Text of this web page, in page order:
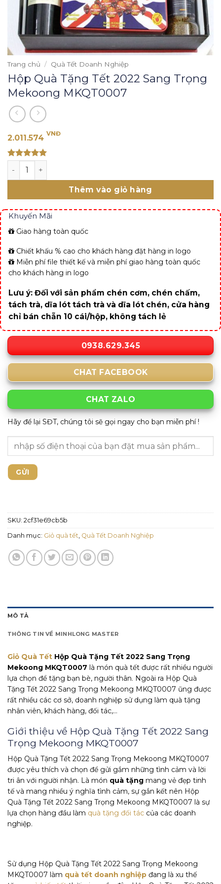
Trang chủ / Quà Tết Doanh Nghiệp
Hộp Quà Tặng Tết 2022 Sang Trọng
Mekoong MKQT0007
2.011.574 VNĐ
out of 5
Hộp Quà Tặng Tết 2022 Sang Trọng Mekoong
Thêm vào giỏ hàng
Khuyến Mãi
Giao hàng toàn quốc
Chiết khấu % cao cho khách hàng đặt hàng in logo
Miễn phí file thiết kế và miễn phí giao hàng toàn quốc
cho khách hàng in logo
Lưu ý: Đối với sản phẩm chén cơm, chén chấm,
tách trà, dĩa lót tách trà và dĩa lót chén, cửa hàng
chỉ bán chẵn 10 cái/hộp, không tách lẻ
0938.629.345
CHAT FACEBOOK
CHAT ZALO
Hãy để lại SĐT, chúng tôi sẽ gọi ngay cho bạn miễn phí !
SKU: 2cf31e69cb5b
Danh mục: Giỏ quà tết Quà Tết Doanh Nghiệp
MÔ TẢ
THÔNG TIN VỀ MINHLONG MASTER
Giỏ Quà Tết Hộp Quà Tặng Tết 2022 Sang Trọng
Mekoong MKQT0007 là món quà tết được rất nhiều người
lựa chọn để tặng bạn bè, người thân. Ngoài ra Hộp Quà
Tặng Tết 2022 Sang Trọng Mekoong MKQT0007 ũng được
rất nhiều các cơ sở, doanh nghiệp sử dụng làm quà tặng
nhân viên, khách hàng, đối tác,…
Giới thiệu về Hộp Quà Tặng Tết 2022 Sang
Trọng Mekoong MKQT0007
Hộp Quà Tặng Tết 2022 Sang Trọng Mekoong MKQT0007
được yêu thích và chọn để gửi gắm những tình cảm và lời
tri ân với người nhận. Là món quà tặng mang vẻ đẹp tinh
tế và mang nhiều ý nghĩa tình cảm, sự gắn kết nên Hộp
Quà Tặng Tết 2022 Sang Trọng Mekoong MKQT0007 là sự
lựa chọn hàng đầu làm quà tặng đối tác của các doanh
nghiệp.
Sử dụng Hộp Quà Tặng Tết 2022 Sang Trọng Mekoong
MKQT0007 làm quà tết doanh nghiệp đang là xu thế